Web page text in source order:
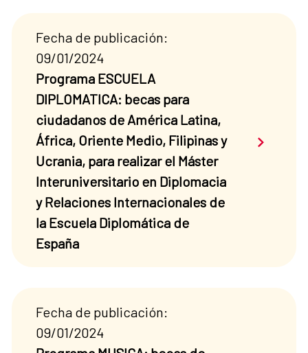
Fecha de publicación:
09/01/2024
Programa ESCUELA
DIPLOMATICA: becas para
ciudadanos de América Latina,
África, Oriente Medio, Filipinas y
Ucrania, para realizar el Máster
Interuniversitario en Diplomacia
y Relaciones Internacionales de
la Escuela Diplomática de
España
Saber
Fecha de publicación:
09/01/2024